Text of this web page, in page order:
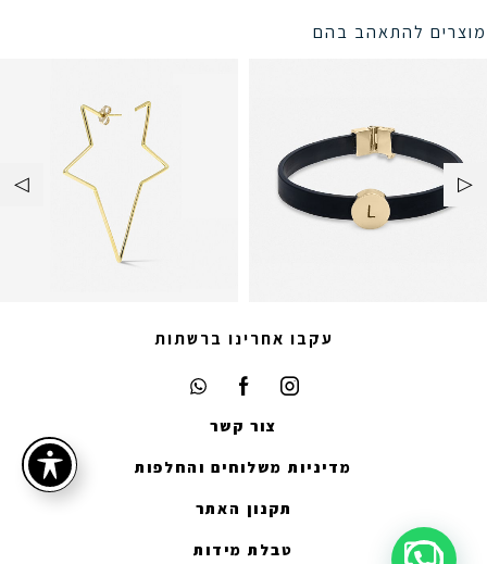
מוצרים להתאהב בהם
עקבו אחרינו ברשתות
צור קשר
מדיניות משלוחים והחלפות
תקנון האתר
טבלת מידות